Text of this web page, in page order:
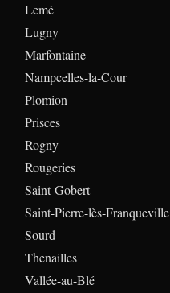
Lemé
Lugny
Marfontaine
Nampcelles-la-Cour
Plomion
Prisces
Rogny
Rougeries
Saint-Gobert
Saint-Pierre-lès-Franqueville
Sourd
Thenailles
Vallée-au-Blé